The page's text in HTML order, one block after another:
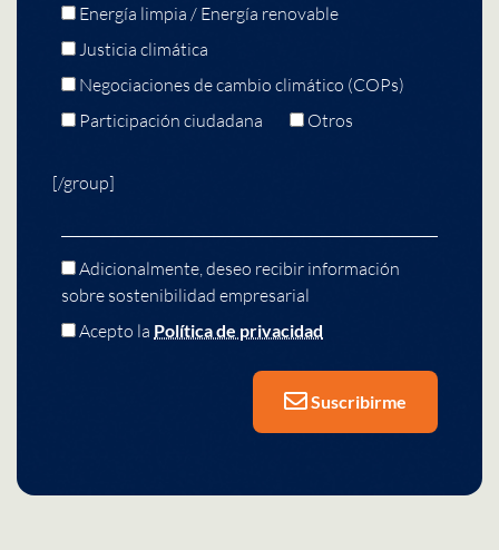
Energía limpia / Energía renovable
Justicia climática
Negociaciones de cambio climático (COPs)
Participación ciudadana
Otros
[/group]
Adicionalmente, deseo recibir información
sobre sostenibilidad empresarial
Acepto la Política de privacidad
Suscribirme